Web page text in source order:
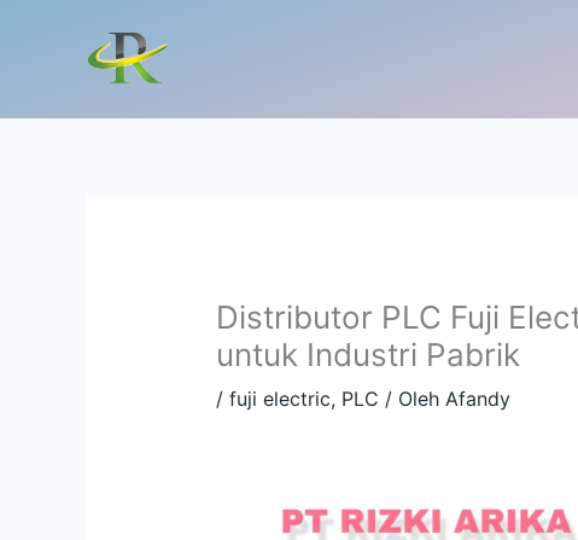
Distributor PLC Fuji
untuk Industri Pabrik
/ fuji electric, PLC / Oleh Afandy